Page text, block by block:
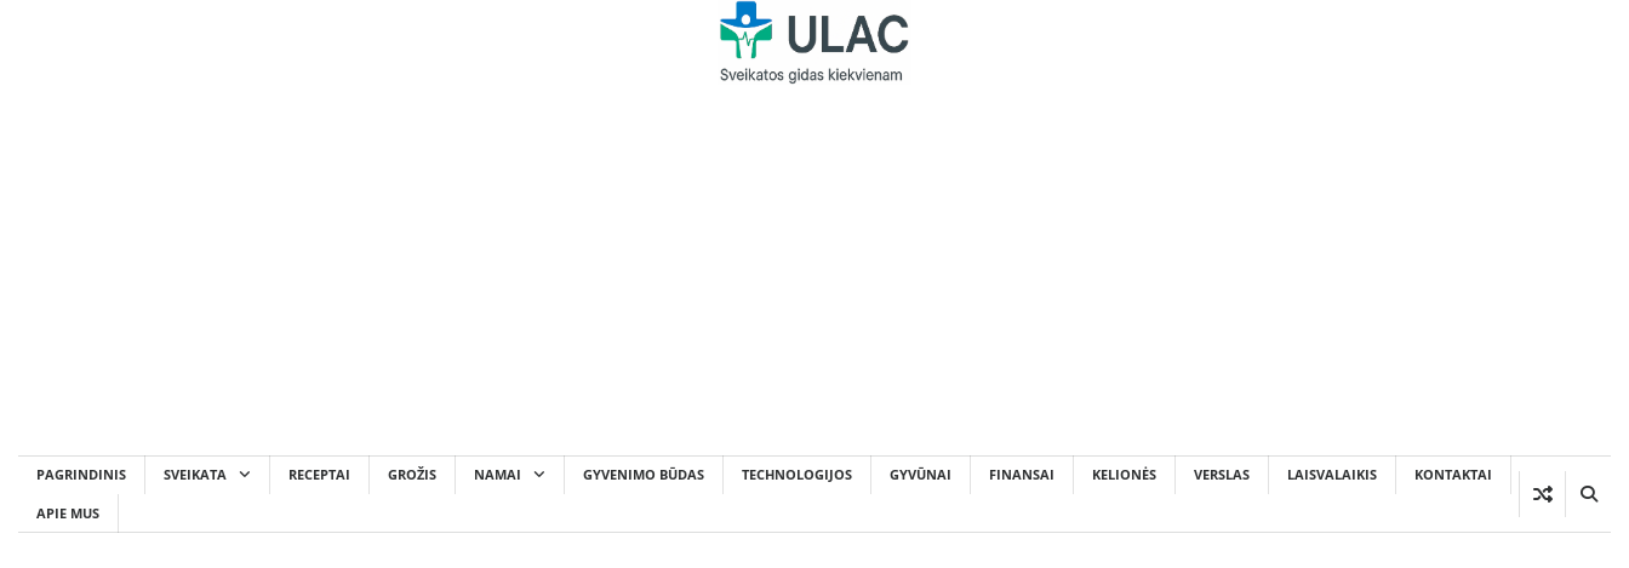
PAGRINDINIS SVEIKATA RECEPTAI GROŽIS NAMAI GYVENIMO BŪDAS TECHNOLOGIJOS GYVŪNAI FINANSAI KELIONĖS VERSLAS LAISVALAIKIS KONTAKTAI
APIE MUS